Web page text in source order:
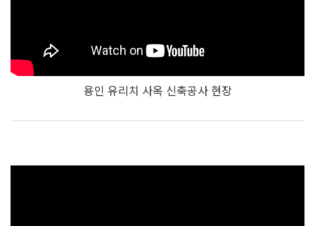
용인 유리치 사옥 신축공사 현장